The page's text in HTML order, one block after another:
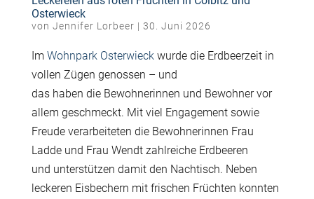
Osterwieck
von Jennifer Lorbeer | 30. Juni 2026
Im Wohnpark Osterwieckwurde die Erdbeerzeit in
vollen Zügen genossen – und
das haben die Bewohnerinnen und Bewohner vor
allem geschmeckt. Mit viel Engagement sowie
Freude verarbeiteten die Bewohnerinnen Frau
Ladde und Frau Wendt zahlreiche Erdbeeren
und unterstützen damit den Nachtisch. Neben
leckeren Eisbechern mit frischen Früchten konnten